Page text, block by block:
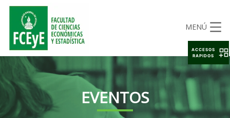
MENÚ
EVENTOS
ACCESOS
RAPIDOS